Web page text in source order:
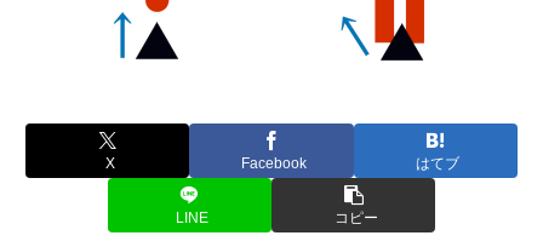
X Facebook はてブ
LINE コピー